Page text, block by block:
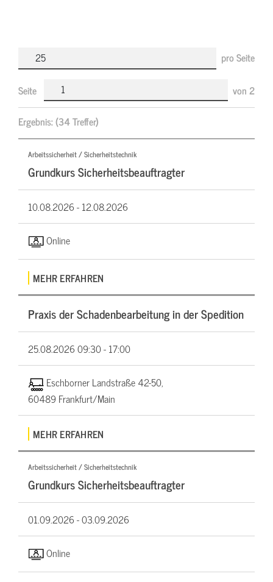
pro Seite
Seite von2
Ergebnis:(34 Treffer)
Arbeitssicherheit / Sicherheitstechnik
Grundkurs Sicherheitsbeauftragter
10.08.2026 -12.08.2026
Online
MEHR ERFAHREN
Praxis der Schadenbearbeitung in der Spedition
25.08.202609:30 - 17:00
Eschborner Landstraße 42-50,
60489 Frankfurt/Main
MEHR ERFAHREN
Arbeitssicherheit / Sicherheitstechnik
Grundkurs Sicherheitsbeauftragter
01.09.2026 -03.09.2026
Online